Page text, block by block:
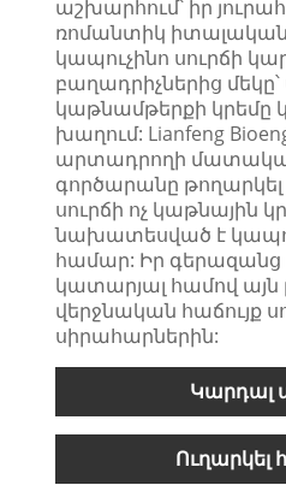
աշխարհում՝ իր
ռոմանտիկ
կապուչինո սուրճի
բաղադրիչներից
կաթնամթերքի կրեմը
խաղում: Lianfeng
արտադրողի
գործարանը թողարկել
սուրճի ոչ կաթնային
նախատեսված է
համար: Իր գերազանց
կատարյալ համով այն
վերջնական հաճույք
սիրահարներին:
Կարդալ
Ուղարկել